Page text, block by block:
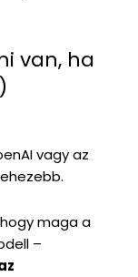
van, ha
vagy az
maga a
–